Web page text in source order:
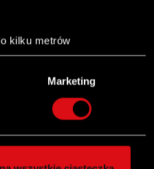
kilku metrów
(fingerprinting,
preferencje w
chwili.
i
Marketing